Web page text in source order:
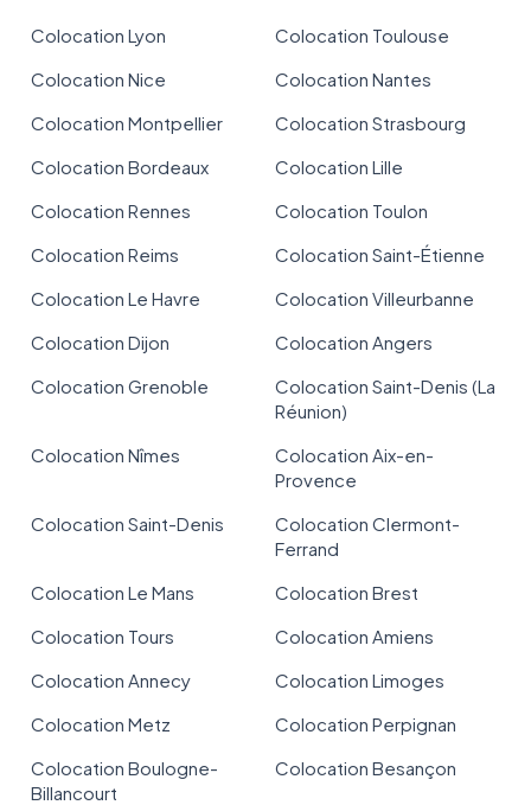
Colocation Lyon
Colocation Toulouse
Colocation Nice
Colocation Nantes
Colocation Montpellier
Colocation Strasbourg
Colocation Bordeaux
Colocation Lille
Colocation Rennes
Colocation Toulon
Colocation Reims
Colocation Saint-Étienne
Colocation Le Havre
Colocation Villeurbanne
Colocation Dijon
Colocation Angers
Colocation Grenoble
Colocation Saint-Denis (La
Réunion)
Colocation Nîmes
Colocation Aix-en-
Provence
Colocation Saint-Denis
Colocation Clermont-
Ferrand
Colocation Le Mans
Colocation Brest
Colocation Tours
Colocation Amiens
Colocation Annecy
Colocation Limoges
Colocation Metz
Colocation Perpignan
Colocation Boulogne-
Billancourt
Colocation Besançon